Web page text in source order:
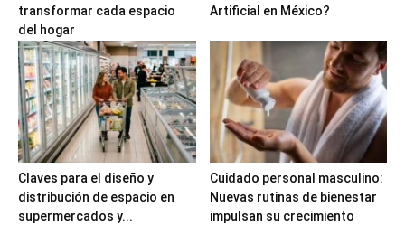
transformar cada espacio
del hogar
Artificial en México?
Claves para el diseño y
distribución de espacio en
supermercados y...
Cuidado personal masculino:
Nuevas rutinas de bienestar
impulsan su crecimiento